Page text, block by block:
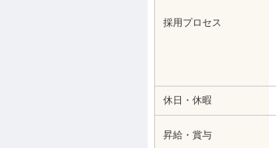
採用プロセス
休日・休暇
昇給・賞与